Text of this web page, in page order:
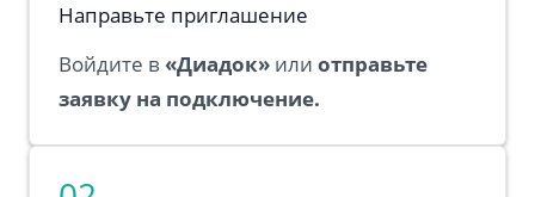
Направьте приглашение
Войдите в «Диадок» или отправьте
заявку на подключение.